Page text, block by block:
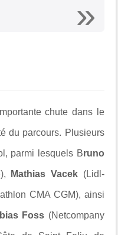
chute dans le
du parcours. Plusieurs
parmi lesquels Bruno
Mathias Vacek(Lidl-
CMA CGM), ainsi
Foss (Netcompany